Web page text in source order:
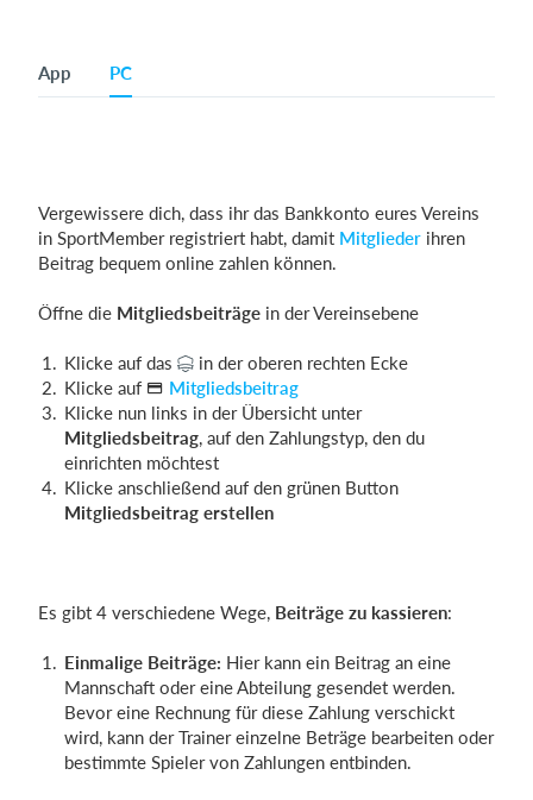
App PC
Vergewissere dich, dass ihr das Bankkonto eures Vereins
in SportMember registriert habt, damit Mitglieder ihren
Beitrag bequem online zahlen können.
Öffne die Mitgliedsbeiträge in der Vereinsebene
Klicke auf das
in der oberen rechten Ecke
Klicke auf
Mitgliedsbeitrag
Klicke nun links in der Übersicht unter
Mitgliedsbeitrag, auf den Zahlungstyp, den du
einrichten möchtest
Klicke anschließend auf den grünen Button
Mitgliedsbeitrag erstellen
Es gibt 4 verschiedene Wege, Beiträge zu kassieren:
Einmalige Beiträge: Hier kann ein Beitrag an eine
Mannschaft oder eine Abteilung gesendet werden.
Bevor eine Rechnung für diese Zahlung verschickt
wird, kann der Trainer einzelne Beträge bearbeiten oder
bestimmte Spieler von Zahlungen entbinden.